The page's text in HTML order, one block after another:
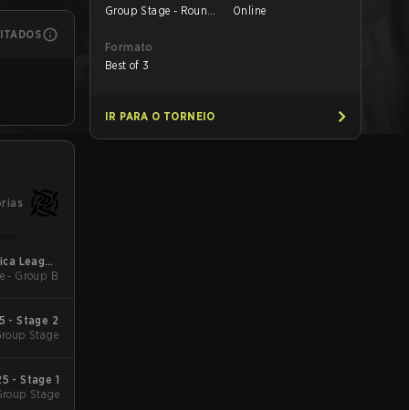
League
Kickoff
- Group B
- Stage 2
Stage
- Stage 1
Stage
Group Stage - Round
Online
Formato
Best of 3
IR PARA O TORNEIO